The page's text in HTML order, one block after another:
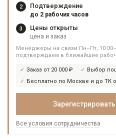
2 Подтверждение
до 2 рабочих часов
3 Цены открыты
цена и заказ
Менеджеры на связи Пн–Пт,
подтверждаем в ближайшие
Заказ от 20 000 ₽ Выбор
Бесплатно по Москве и до ТК
Все условия сотрудничества